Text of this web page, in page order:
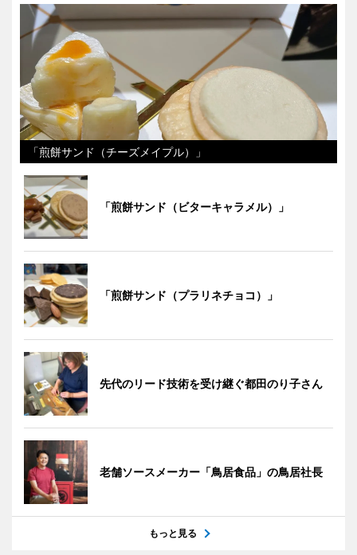
「煎餅サンド（チーズメイプル）」
「煎餅サンド（ビターキャラメル）」
「煎餅サンド（プラリネチョコ）」
先代のリード技術を受け継ぐ都田のり子さん
老舗ソースメーカー「鳥居食品」の鳥居社長
もっと見る